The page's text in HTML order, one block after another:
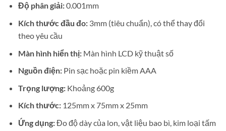
Độ phân giải:0.001mm
Kích thước đầu đo:3mm (tiêu chuẩn), có thể thay đổi
theo yêu cầu
Màn hình hiển thị:Màn hình LCD kỹ thuật số
Nguồn điện:Pin sạc hoặc pin kiềm AAA
Trọng lượng:Khoảng 600g
Kích thước:125mm x 75mm x 25mm
Ứng dụng:Đo độ dày của lon, vật liệu bao bì, kim loại tấm